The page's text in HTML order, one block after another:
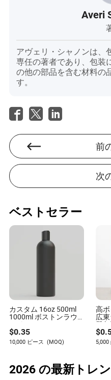
Averi
アヴェリ・シャノンは、
専任の著者であり、包装
の他の部品を含む材料の
す。
前
次
ベストセラー
カスタム 16oz 500ml
1000ml ボストンラウ
ンド HDPE シャワージ
ェル シャンプー ボディ
ケアクリーム 化粧品容
器 プラスチックボトル
$0.35
10,000 ピース (MOQ)
高
広
器
ラル
カ
$
2026 の最新トレ